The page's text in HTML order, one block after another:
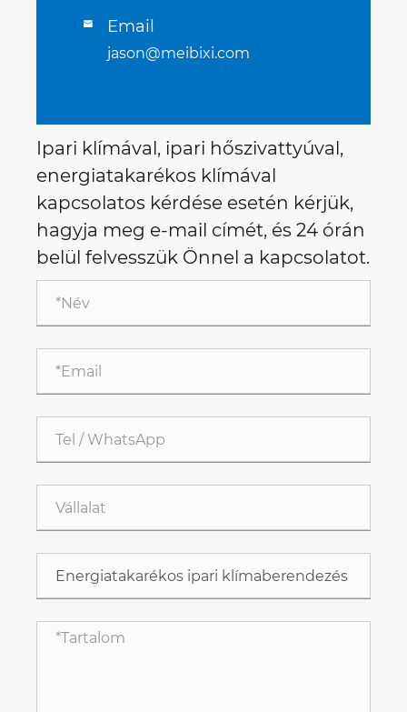
 Email
jason@meibixi.com
Ipari klímával, ipari hőszivattyúval,
energiatakarékos klímával
kapcsolatos kérdése esetén kérjük,
hagyja meg e-mail címét, és 24 órán
belül felvesszük Önnel a kapcsolatot.